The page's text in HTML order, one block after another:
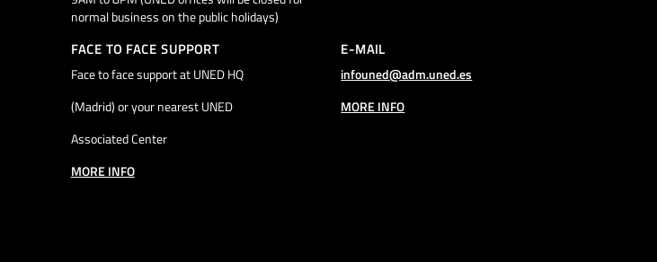
normal business on the public holidays)
FACE TO FACE SUPPORT
Face to face support at UNED HQ
(Madrid) or your nearest UNED
Associated Center
MORE INFO
E-MAIL
infouned@adm.uned.es
MORE INFO